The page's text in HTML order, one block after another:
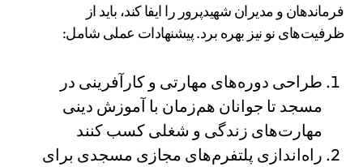
فرماندهان و مدیران شهیدپرور را ایفا کند، باید از
ظرفیت‌های نو نیز بهره برد. پیشنهادات عملی شامل:
طراحی دوره‌های مهارتی و کارآفرینی در
مسجد تا جوانان هم‌زمان با آموزش دینی
مهارت‌های زندگی و شغلی کسب کنند
راه‌اندازی پلتفرم‌های مجازی مسجدی برای